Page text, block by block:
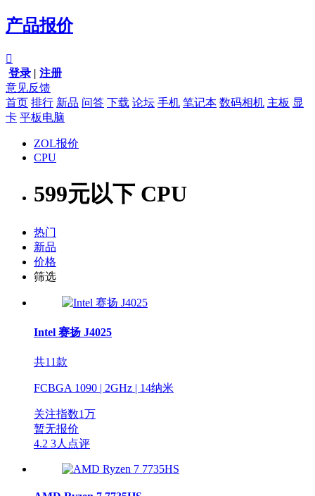
产品报价

登录 | 注册
意见反馈
首页 排行 新品 问答 下载 论坛 手机 笔记本 数码相机 主板 显
卡 平板电脑
ZOL报价
CPU
599元以下 CPU
热门
新品
价格
筛选
Intel 赛扬 J4025
共11款
FCBGA 1090 | 2GHz | 14纳米
关注指数1万
暂无报价
4.2 3人点评